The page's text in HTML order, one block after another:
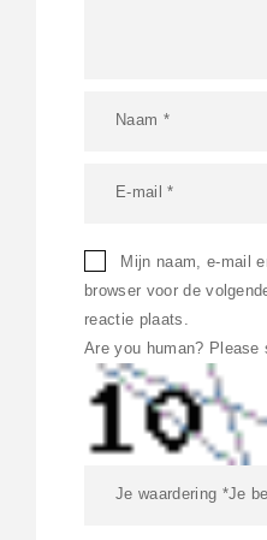
Mijn naam, e-mail
browser voor de
reactie plaats.
Are you human? Please